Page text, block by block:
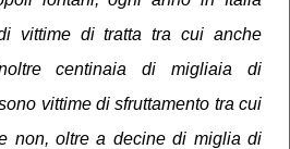
vittime di tratta tra cui anche
centinaia di migliaia di
vittime di sfruttamento tra cui
non, oltre a decine di miglia di